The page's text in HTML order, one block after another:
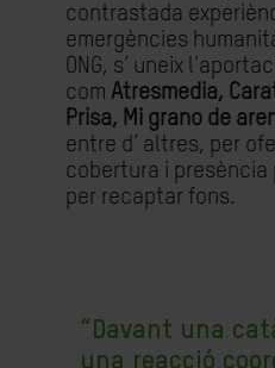
contrastada
emergències
ONG, s’ uneix
com Atresmedia,
Prisa, Mi grano de
entre d’ altres, per
cobertura i presència
per recaptar fons.
“Davant una
una reacció